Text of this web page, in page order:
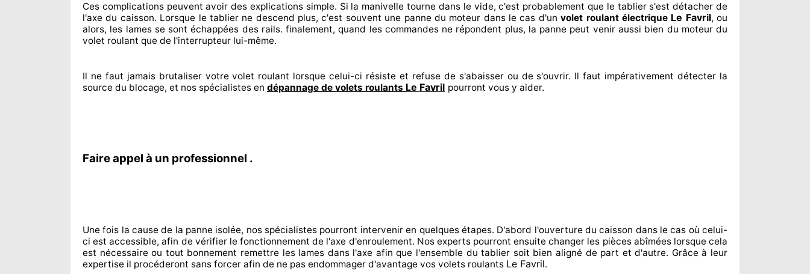
Ces complications peuvent avoir des explications simple. Si la manivelle tourne dans le vide, c'est probablement que le tablier s'est détacher de
l'axe du caisson. Lorsque le tablier ne descend plus, c'est souvent une panne du moteur dans le cas d'unvolet roulant électrique Le Favril, ou
alors, les lames se sont échappées des rails. finalement, quand les commandes ne répondent plus, la panne peut venir aussi bien du moteur du
volet roulant que de l'interrupteur lui-même.
Il ne faut jamais brutaliservotre volet roulant lorsque celui-ci résiste et refuse de s'abaisser ou de s'ouvrir. Il faut impérativement détecter la
source du blocage, et nos spécialistes en dépannage de volets roulants Le Favril pourront vous y aider.
Faire appel à un professionnel .
Une fois la cause de la panne isolée, nos spécialistes pourront interveniren quelques étapes. D'abord l'ouverture du caisson dans le cas où celui-
ci est accessible, afin de vérifier le fonctionnement de l'axe d'enroulement. Nos expertspourront ensuite changer les pièces abîméeslorsque cela
est nécessaireou tout bonnement remettreles lames dans l'axe afin que l'ensemble du tablier soit bien aligné de part et d'autre. Grâce à leur
expertise il procéderont sans forcer afin de ne pas endommager d'avantage vos volets roulants Le Favril.